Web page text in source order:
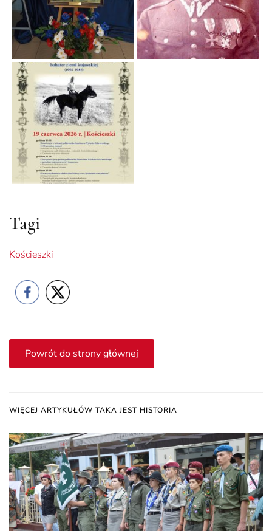
Tagi
Kościeszki
Powrót do strony głównej
WIĘCEJ ARTYKUŁÓW TAKA JEST HISTORIA